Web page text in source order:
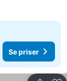
Se priser